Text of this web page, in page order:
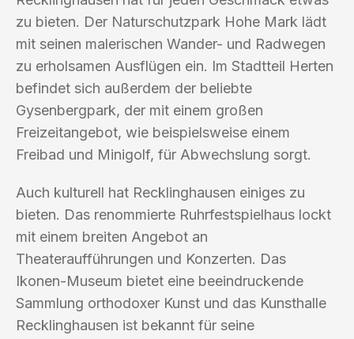
zu bieten. Der Naturschutzpark Hohe Mark lädt
mit seinen malerischen Wander- und Radwegen
zu erholsamen Ausflügen ein. Im Stadtteil Herten
befindet sich außerdem der beliebte
Gysenbergpark, der mit einem großen
Freizeitangebot, wie beispielsweise einem
Freibad und Minigolf, für Abwechslung sorgt.
Auch kulturell hat Recklinghausen einiges zu
bieten. Das renommierte Ruhrfestspielhaus lockt
mit einem breiten Angebot an
Theateraufführungen und Konzerten. Das
Ikonen-Museum bietet eine beeindruckende
Sammlung orthodoxer Kunst und das Kunsthalle
Recklinghausen ist bekannt für seine